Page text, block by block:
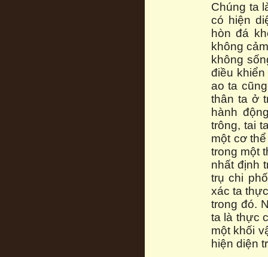
Chúng ta
có hiện
hòn đá
không
không
điều
ao ta
thân ta ở
hành
trông, tai
một cơ
trong một
nhất định
trụ chi
xác ta
trong đó.
ta là thực
một khối
hiện diện